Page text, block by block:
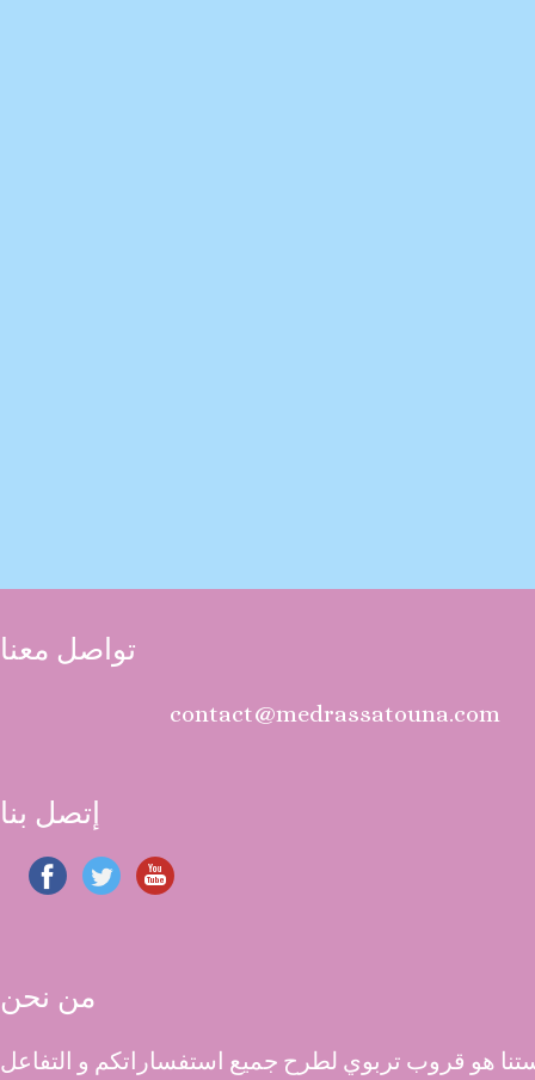
تواصل معنا
contact@medrassatouna.com
إتصل بنا
من نحن
هو قروب تربوي لطرح جميع استفساراتكم و التفاعل